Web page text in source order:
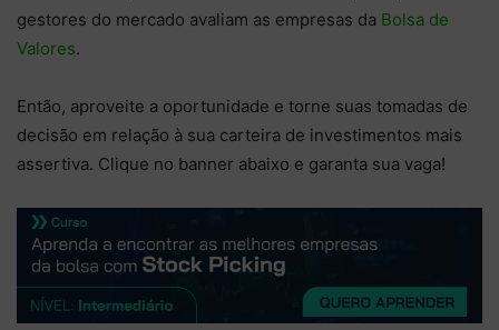
gestores do mercado avaliam as empresas da Bolsa de
Valores.
Então, aproveite a oportunidade e torne suas tomadas de
decisão em relação à sua carteira de investimentos mais
assertiva. Clique no banner abaixo e garanta sua vaga!